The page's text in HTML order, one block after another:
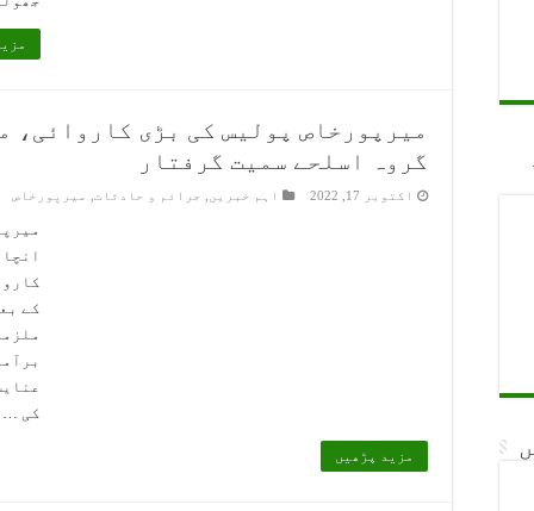
میرپورخاص پولیس کی بڑی کاروائی،
گروہ اسلحے سمیت گرفتار
اکتوبر 17, 2022 اہم خبریں جرائم و حادثات میرپورخاص
کے
کی …
مزید پڑھیں